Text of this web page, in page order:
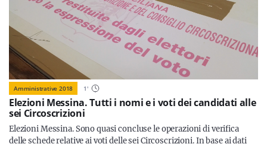
Amministrative 2018 1'
Elezioni Messina. Tutti i nomi e i voti dei candidati alle
sei Circoscrizioni
Elezioni Messina. Sono quasi concluse le operazioni di verifica
delle schede relative ai voti delle sei Circoscrizioni. In base ai dati